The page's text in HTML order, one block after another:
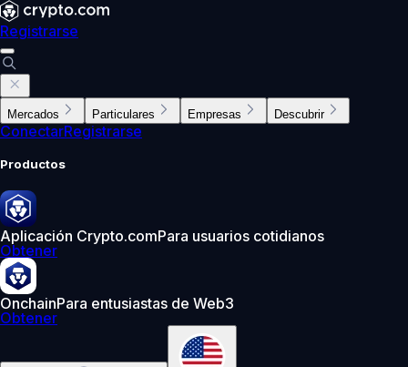
Registrarse
Mercados Particulares Empresas Descubrir
ConectarRegistrarse
Productos
Aplicación Crypto.comPara usuarios cotidianos
Obtener
OnchainPara entusiastas de Web3
Obtener